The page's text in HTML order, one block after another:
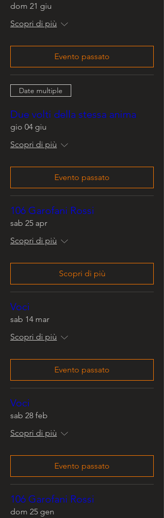
dom 21 giu
Scopri di più
Evento passato
Date multiple
Due volti della stessa anima
gio 04 giu
Scopri di più
Evento passato
106 Garofani Rossi
sab 25 apr
Scopri di più
Scopri di più
Voci
sab 14 mar
Scopri di più
Evento passato
Voci
sab 28 feb
Scopri di più
Evento passato
106 Garofani Rossi
dom 25 gen